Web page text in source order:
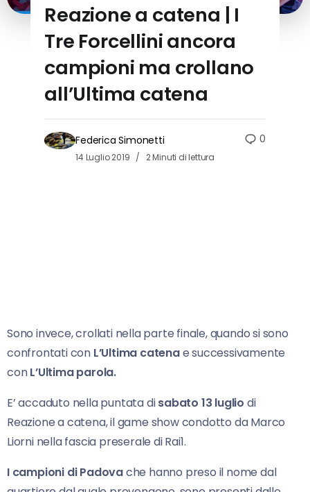
Reazione a catena | I
Tre Forcellini ancora
campioni ma crollano
all’Ultima catena
Federica Simonetti
14 Luglio 2019 2 Minuti di lettura
0
Sono invece, crollati nella parte finale, quando si sono
confrontati con L’Ultima catenae successivamente
conL’Ultima parola.
E’ accaduto nella puntata disabato 13 luglio di
Reazione a catena, il game show condotto da Marco
Liorni nella fascia preserale di Rai1.
I campioni di Padovache hanno preso il nome dal